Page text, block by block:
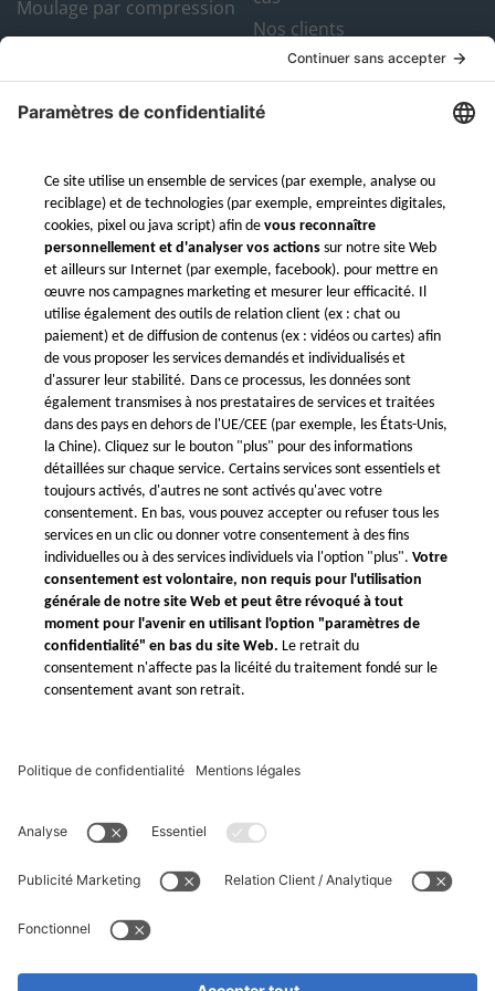
Moulage par compression
Nos clients
Plateforme de devis
instantané
FAQ
À propos
Qui sommes-nous
Notre équipe
Assurance qualité
Envois à l’international
Termes et conditions
générales
Conditions du Rewards
Program de Xometry
Protection des données
Paramètres de
confidentialité
Contact en France
Mail : info@xometry.fr
Tel: +33 1 76 35 12 17
Support client 8h-18h
Xometry dans le monde
Xometry au Royaume-Uni
Xometry aux États-Unis
Xometry en Turquie
Xometry au Moyen-Orient